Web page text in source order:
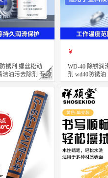
锈剂 螺丝松动
洁油污去除剂 专
￥
WD-40 除锈润
剂 wd40防锈
效型高效矽质
立即购买